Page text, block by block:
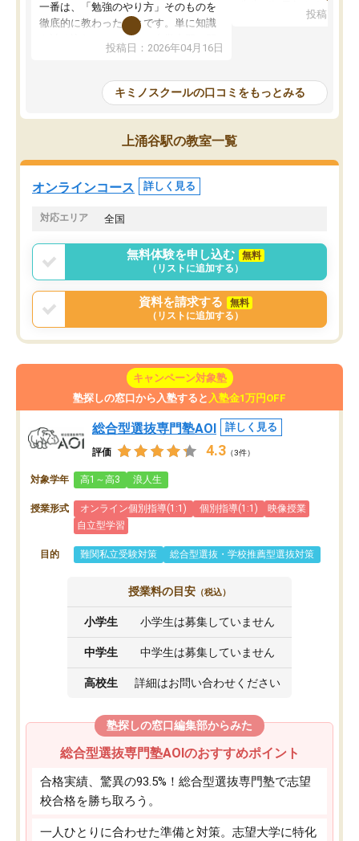
一番は、「勉強のやり方」そのものを
徹底的に教わったことです。単に知識
を詰め込むのではなく、自学自習の習
慣が身につくよう並走してくれるの
はなくなりました。
講師の方との距離も近く、親身なコー
チングのおかげで、停滞期もモチベー
ションを維持できました。「やらされ
る勉強」から「目標のための勉強」へ
意識が変わったことが、目標校への合
投稿日：2026年04月16日
を明確にしてくれるの
の仕方をコーチングして
ルなので、家での学習習
身につきました。結果と
た。自分から学ぶ姿勢を
投稿日：
キミノスクールの口コミをもっとみる
上涌谷駅の教室一覧
オンラインコース 詳しく見る
対応エリア 全国
無料体験を申し込む
無料
（リストに追加する）
資料を請求する
無料
（リストに追加する）
キャンペーン対象塾
塾探しの窓口から入塾すると 入塾金1万円OFF
総合型選抜専門塾AOI 詳しく見る
評価 4.3 （3件）
対象学年 高1～高3 浪人生
授業形式 オンライン個別指導(1:1) 個別指導(1:1)
映像授業
自立型学習
目的 難関私立受験対策 総合型選抜・学校推薦型選抜対策
授業料の目安 （税込）
小学生 小学生は募集していません
中学生 中学生は募集していません
高校生 詳細はお問い合わせください
塾探しの窓口編集部からみた
総合型選抜専門塾AOIのおすすめポイント
合格実績、驚異の93.5%！総合型選抜専門塾で志望
校合格を勝ち取ろう。
一人ひとりに合わせた準備と対策。志望大学に特化